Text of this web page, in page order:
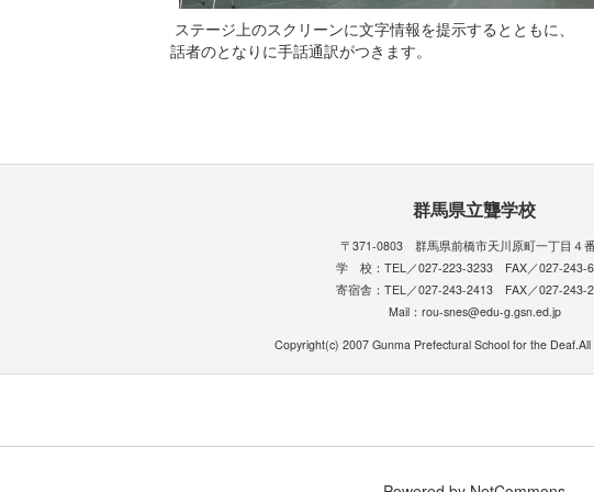
ステージ上のスクリーンに文字情報を提示するとともに、
話者のとなりに手話通訳がつきます。
群馬県立聾学校
〒371-0803 群馬県前橋市天川原町一丁目４
学 校：TEL／027-223-3233 FAX／027-243-
寄宿舎：TEL／027-243-2413 FAX／027-243-
Mail：rou-snes@edu-g.gsn.ed.jp
Copyright(c) 2007 Gunma Prefectural School for the